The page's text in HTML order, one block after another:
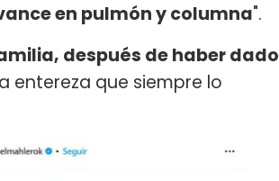
en pulmón y columna".
después de haber dado
entereza que siempre lo